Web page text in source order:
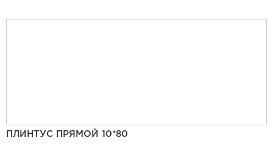
ПЛИНТУС ПРЯМОЙ 10*80